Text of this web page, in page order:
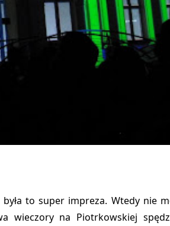
była to super impreza. Wtedy nie
wieczory na Piotrkowskiej